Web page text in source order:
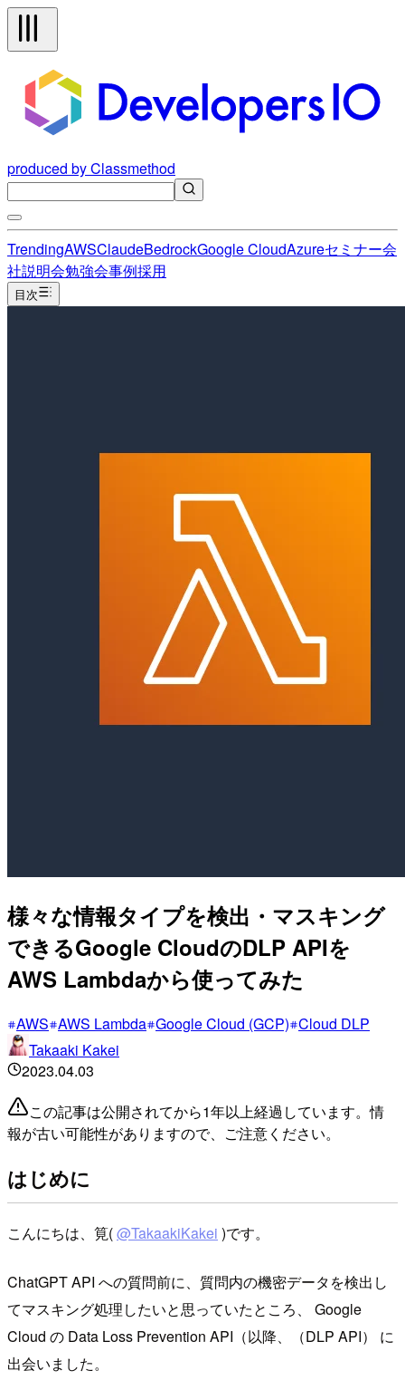
produced by Classmethod
TrendingAWSClaudeBedrockGoogle CloudAzureセミナー会
社説明会勉強会事例採用
目次
様々な情報タイプを検出・マスキング
できるGoogle CloudのDLP APIを
AWS Lambdaから使ってみた
AWS AWS Lambda Google Cloud (GCP) Cloud DLP
Takaaki Kakei
2023.04.03
この記事は公開されてから1年以上経過しています。情
報が古い可能性がありますので、ご注意ください。
はじめに
こんにちは、筧(@TakaakiKakei )です。
ChatGPT API への質問前に、質問内の機密データを検出し
てマスキング処理したいと思っていたところ、 Google
Cloud の Data Loss Prevention API（以降、（DLP API） に
出会いました。